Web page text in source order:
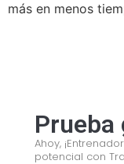
más en menos
Prueba
Ahoy,
potencial con